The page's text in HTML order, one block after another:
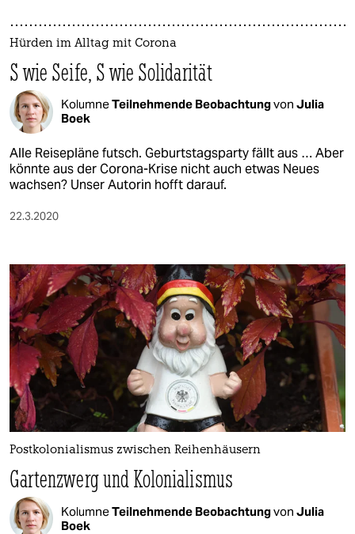
Hürden im Alltag mit Corona
S wie Seife, S wie Solidarität
KolumneTeilnehmende Beobachtungvon Julia
Boek
Alle Reisepläne futsch. Geburtstagsparty fällt aus … Aber
könnte aus der Corona-Krise nicht auch etwas Neues
wachsen? Unser Autorin hofft darauf.
22.3.2020
Postkolonialismus zwischen Reihenhäusern
Gartenzwerg und Kolonialismus
KolumneTeilnehmende Beobachtungvon Julia
Boek